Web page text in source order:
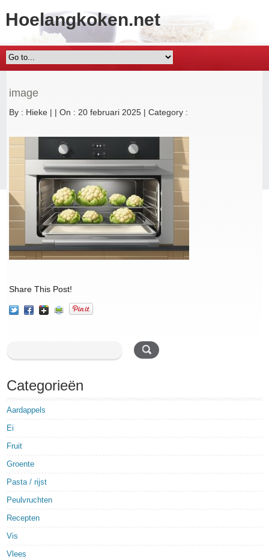
Hoelangkoken.net
image
By : Hieke | | On : 20 februari 2025 | Category :
Share This Post!
Categorieën
Aardappels
Ei
Fruit
Groente
Pasta / rijst
Peulvruchten
Recepten
Vis
Vlees